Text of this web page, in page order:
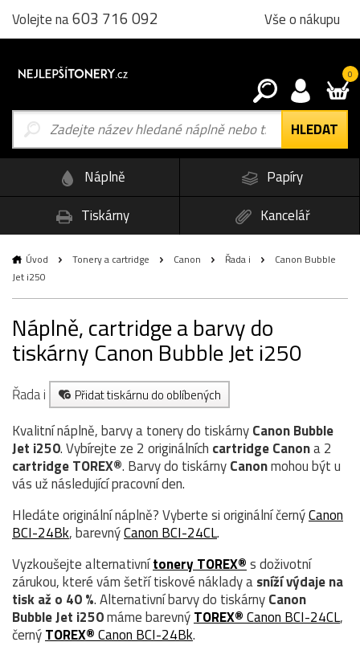
Volejte na603 716 092 Vše o nákupu
0
Náplně
Papíry
Tiskárny
Kancelář
Úvod Tonery a cartridge Canon Řada i
Canon Bubble
Jet i250
Náplně, cartridge a barvy do
tiskárny Canon Bubble Jet i250
Řada i Přidat tiskárnu do oblíbených
Kvalitní náplně, barvy a tonery do tiskárnyCanon Bubble
Jet i250. Vybírejte ze 2 originálních cartridgeCanona 2
cartridge TOREX®. Barvy do tiskárnyCanonmohou být u
vás už následující pracovní den.
Hledáte originální náplně? Vyberte si originální černýCanon
BCI-24Bk, barevnýCanon BCI-24CL.
Vyzkoušejte alternativnítonery TOREX®s doživotní
zárukou, které vám šetří tiskové náklady asníží výdaje na
tisk až o 40 %. Alternativní barvy do tiskárnyCanon
Bubble Jet i250máme barevnýTOREX®Canon BCI-24CL,
černýTOREX®Canon BCI-24Bk.